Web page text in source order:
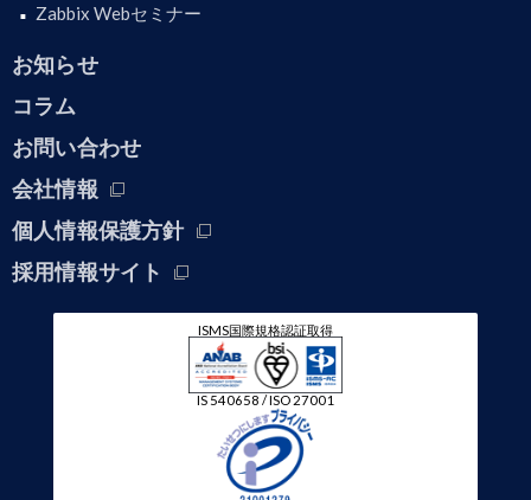
Zabbix Webセミナー
お知らせ
コラム
お問い合わせ
会社情報
個人情報保護方針
採用情報サイト
ISMS国際規格認証取得
IS 540658 / ISO 27001